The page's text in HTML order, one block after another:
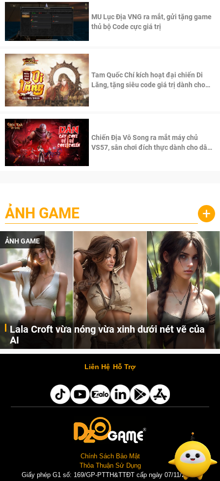
MU Lục Địa VNG ra mắt, gửi tặng game
thủ bộ Code cực giá trị
Tam Quốc Chí kích hoạt đại chiến Di
Lăng, tặng siêu code giá trị dành cho
Chiến Địa Vô Song ra mắt máy chủ
VS57, sân chơi đích thực dành cho dân
ẢNH GAME +
ẢNH GAME
Lala Croft vừa nóng vừa xinh dưới nét vẽ của
AI
Cùng đến với những hình ảnh Lala Croft của Tomb Raider dưới nét vẽ của AI. Một cô nàng xinh đẹp, nóng bỏng nhưng cũng rắn rỏi và mạnh mẽ.
Liên Hệ Hỗ Trợ
Chính Sách Bảo Mật
Thỏa Thuận Sử Dụng
Giấy phép G1 số: 169/GP-PTTH&TTĐT cấp ngày 07/11/2025 |